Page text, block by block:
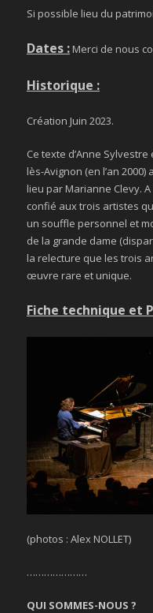
Si possible lieu du
Dates : Merci de nous
Historique :
Création Juin 2023.
Ce texte d’Anne
lès-Avignon (en l’an
lieu par Marianne Clevy. A
confié aux trois artistes
un souffle personnel et
de la grande dame
la relecture que les trois
œuvre rare et unique.
Fiche technique et
(photos : Alex NOLLET)
…………………
QUI SOMMES-NOUS ?